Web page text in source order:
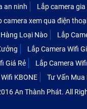
an ninh
Lắp camera gia
camera xem qua điện
Loại Nào
Lắp
Lắp Camera Wifi
Giá Rẻ
Lắp Camera
KBONE
Tư Vấn Mua
An Thành Phát. All